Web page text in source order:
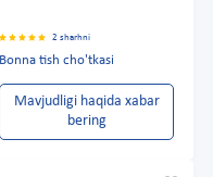
2 sharhni
Bonna tish cho'tkasi
Mavjudligi haqida xabar
bering